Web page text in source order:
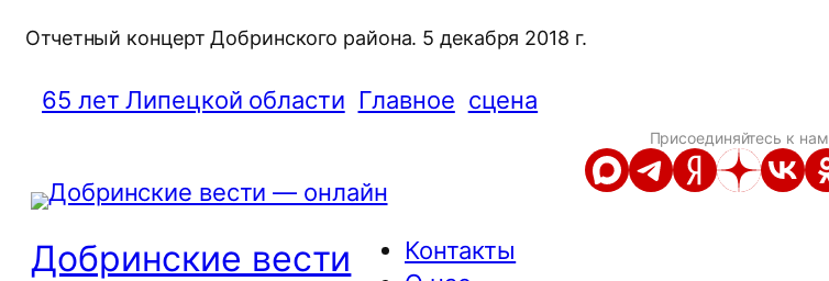
Отчетный концерт Добринского района. 5 декабря 2018 г.
65 лет Липецкой области Главное сцена
Присоединяйтесь к нам
Добринские вести
Контакты